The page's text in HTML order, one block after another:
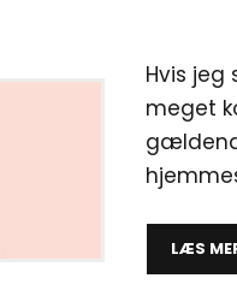
Hvis jeg
meget
LÆS